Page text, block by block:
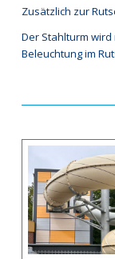
Zusätzlich zur
Der Stahlturm
Beleuchtung im